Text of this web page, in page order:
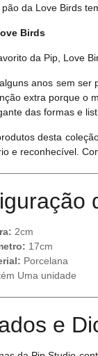
da Love Birds
Birds
da Pip, Love
anos sem ser
extra porque o
das formas e
desta
e reconhecível.
2cm
17cm
Porcelana
Uma unidade
e